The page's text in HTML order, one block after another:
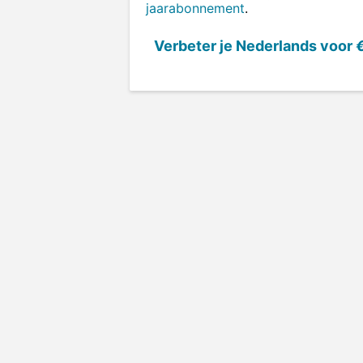
jaarabonnement.
Verbeter je Nederlands voor